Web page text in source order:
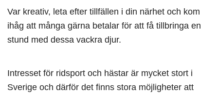
Var kreativ, leta efter tillfällen i din närhet och kom
ihåg att många gärna betalar för att få tillbringa en
stund med dessa vackra djur.
Intresset för ridsport och hästar är mycket stort i
Sverige och därför det finns stora möjligheter att